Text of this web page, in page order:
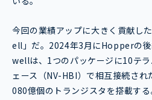
今回の業績アップに大きく貢献し
ell」だ。2024年3月にHopperの
wellは、1つのパッケージに10テ
ェース（NV-HBI）で相互接続さ
080億個のトランジスタを搭載す